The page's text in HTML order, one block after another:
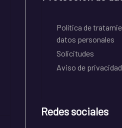
Política de
datos personales
Solicitudes
Aviso de privacidad
Redes sociales